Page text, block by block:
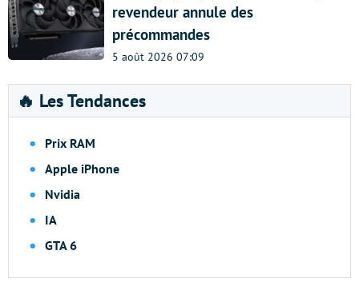
revendeur annule des
précommandes
5 août 2026 07:09
🔥 Les Tendances
Prix RAM
Apple iPhone
Nvidia
IA
GTA 6